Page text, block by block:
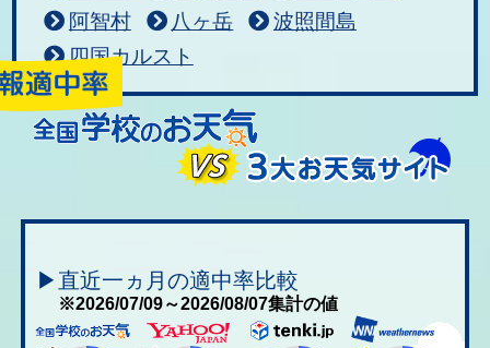
阿智村
八ヶ岳
波照間島
四国カルスト
▶直近一ヵ月の適中率比較
※2026/07/09～2026/08/07集計の値